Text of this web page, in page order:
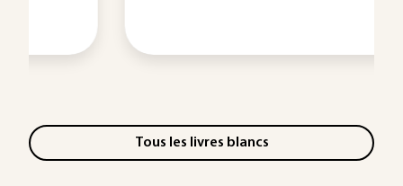
Tous les livres blancs